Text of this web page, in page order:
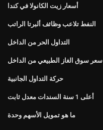
أسعار زيت الكانولا في كندا
النفط تلاعب وظائف ألبرتا الراتب
التداول الحر من الداخل
سعر سوق الغاز الطبيعي من الداخل
حركة التداول الجانبية
أعلى 1 سنة السندات معدل ثابت
ما هو تمويل الأسهم وحدة